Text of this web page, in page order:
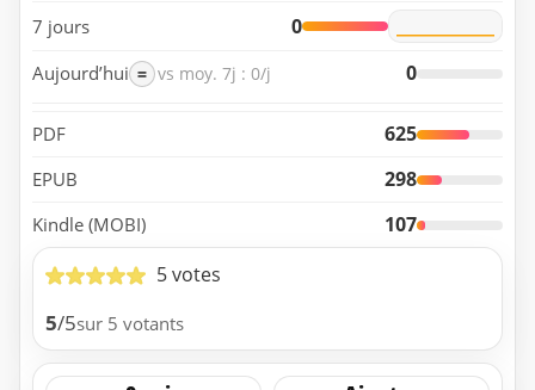
7 jours 0
Aujourd’hui = vs moy. 7j : 0/j 0
PDF 625
EPUB 298
Kindle (MOBI)
107
5 votes
5/5sur 5 votants